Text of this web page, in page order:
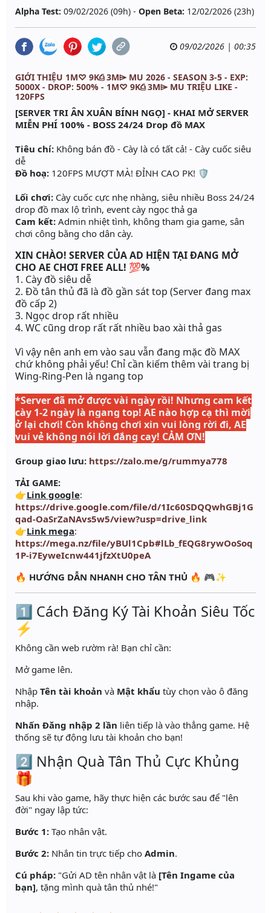
Alpha Test: 09/02/2026 (09h) - Open Beta: 12/02/2026 (23h)
09/02/2026 | 00:35
GIỚI THIỆU 1M♡ 9K⎙ 3M⌲ MU 2026 - SEASON 3-5 - EXP:
5000X - DROP: 500% - 1M♡ 9K⎙ 3M⌲ MU TRIỆU LIKE -
120FPS
[SERVER TRI ÂN XUÂN BÍNH NGỌ] - KHAI MỞ SERVER
MIỄN PHÍ 100% - BOSS 24/24 Drop đồ MAX
Tiêu chí: Không bán đồ - Cày là có tất cả! - Cày cuốc siêu
dễ
Đồ hoạ: 120FPS MƯỢT MÀ! ĐỈNH CAO PK! 🛡️
Lối chơi: Cày cuốc cực nhẹ nhàng, siêu nhiều Boss 24/24
drop đồ max lộ trình, event cày ngọc thả ga
Cam kết: Admin nhiệt tình, không tham gia game, sân
chơi công bằng cho dân cày.
XIN CHÀO! SERVER CỦA AD HIỆN TẠI ĐANG MỞ
CHO AE CHƠI FREE ALL! 💯%
1. Cày đồ siêu dễ
2. Đồ tân thủ đã là đồ gần sát top (Server đang max
đồ cấp 2)
3. Ngọc drop rất nhiều
4. WC cũng drop rất rất nhiều bao xài thả gas
Vì vậy nên anh em vào sau vẫn đang mặc đồ MAX
chứ không phải yếu! Chỉ cần kiếm thêm vài trang bị
Wing-Ring-Pen là ngang top
*Server đã mở được vài ngày rồi! Nhưng cam kết
cày 1-2 ngày là ngang top! AE nào hợp cạ thì mời
ở lại chơi! Còn không chơi xin vui lòng rời đi, AE
vui vẻ không nói lời đắng cay! CẢM ƠN!
Group giao lưu: https://zalo.me/g/rummya778
TẢI GAME:
👉Link google:
https://drive.google.com/file/d/1Ic60SDQQwhGBj1G
qad-OaSrZaNAvs5w5/view?usp=drive_link
👉Link mega:
https://mega.nz/file/yBUl1Cpb#lLb_fEQG8rywOoSoq
1P-i7EyweIcnw441jfzXtU0peA
🔥 HƯỚNG DẪN NHANH CHO TÂN THỦ 🔥 🎮✨
1️⃣ Cách Đăng Ký Tài Khoản Siêu Tốc
⚡
Không cần web rườm rà! Bạn chỉ cần:
Mở game lên.
Nhập Tên tài khoản và Mật khẩu tùy chọn vào ô đăng
nhập.
Nhấn Đăng nhập 2 lần liên tiếp là vào thẳng game. Hệ
thống sẽ tự động lưu tài khoản cho bạn!
2️⃣ Nhận Quà Tân Thủ Cực Khủng
🎁
Sau khi vào game, hãy thực hiện các bước sau để "lên
đời" ngay lập tức:
Bước 1: Tạo nhân vật.
Bước 2: Nhắn tin trực tiếp cho Admin.
Cú pháp: "Gửi AD tên nhân vật là [Tên Ingame của
bạn], tặng mình quà tân thủ nhé!"